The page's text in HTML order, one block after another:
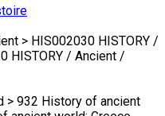
> HIS002030 HISTORY /
HISTORY / Ancient /
> 932 History of ancient